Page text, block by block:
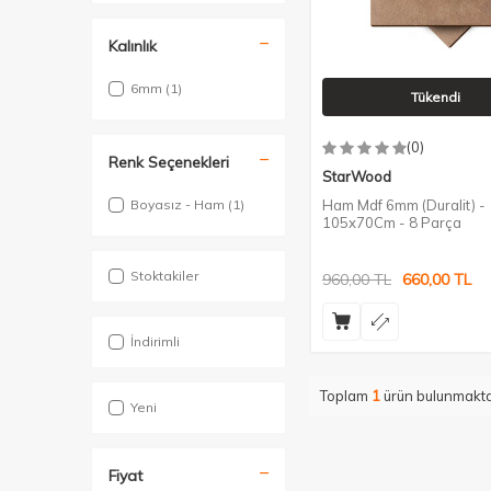
Kalınlık
6mm (1)
Renk Seçenekleri
Boyasız - Ham (1)
Stoktakiler
İndirimli
Yeni
Fiyat
Tükendi
(0)
StarWood
Ham Mdf 6mm (Duralit) -
105x70Cm - 8 Parça
960,00TL 660,00TL
Toplam 1ürün